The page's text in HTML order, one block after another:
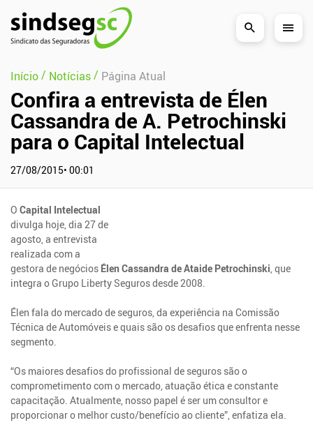
Pular Navegação (s)
Início/ Notícias/ Página Atual
Confira a entrevista de Élen
Cassandra de A. Petrochinski
para o Capital Intelectual
27/08/2015• 00:01
OCapital Intelectual
divulga hoje, dia 27 de
agosto, a entrevista
realizada com a
gestora de negócios Élen Cassandra de Ataide Petrochinski , que
integra o Grupo Liberty Seguros desde 2008.
Élen fala do mercado de seguros, da experiência na Comissão
Técnica de Automóveis e quais são os desafios que enfrenta nesse
segmento.
“Os maiores desafios do profissional de seguros são o
comprometimento com o mercado, atuação ética e constante
capacitação. Atualmente, nosso papel é ser um consultor e
proporcionar o melhor custo/benefício ao cliente”, enfatiza ela.